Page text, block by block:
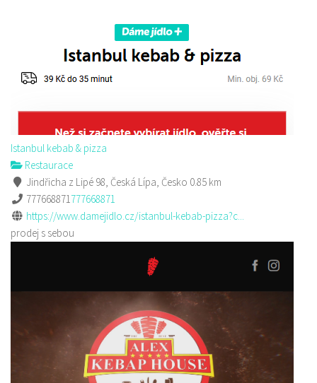
Istanbul kebab & pizza
Restaurace
Jindřicha z Lipé 98, Česká Lípa, Česko 0.85 km
777668871777668871
https://www.damejidlo.cz/istanbul-kebab-pizza?c...
prodej s sebou